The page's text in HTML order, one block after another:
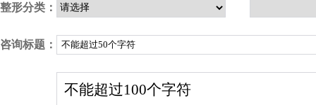
整形分类：
咨询标题：